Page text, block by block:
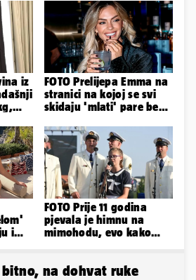
iz
FOTO Prelijepa Emma na
stranici na kojoj se svi
skidaju 'mlati' pare bez
i
FOTO Prije 11 godina
pjevala je himnu na
mimohodu, evo kako
bitno, na dohvat ruke